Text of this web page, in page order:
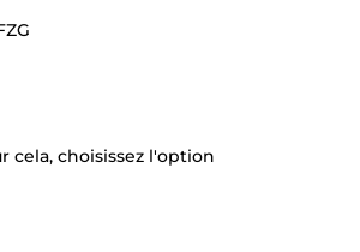
cela, choisissez l'option